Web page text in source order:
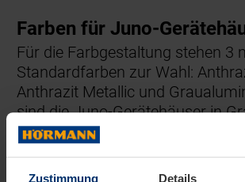
Zustimmung Details
Farben für Juno-
Für die Farbgestaltung stehen 3
Standardfarben zur Wahl:
Anthrazit Metallic und
sind die Juno-Gerätehäuser in
lackiert.